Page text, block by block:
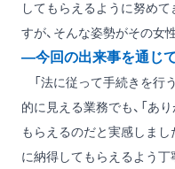
してもらえるように努め
すが、そんな姿勢がその女
―今回の出来事を通じて
「法に従って手続きを行
的に見える業務でも、「あ
もらえるのだと実感しまし
に納得してもらえるよう丁